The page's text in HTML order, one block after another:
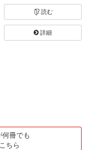
読む
詳細
冊でも
ちら